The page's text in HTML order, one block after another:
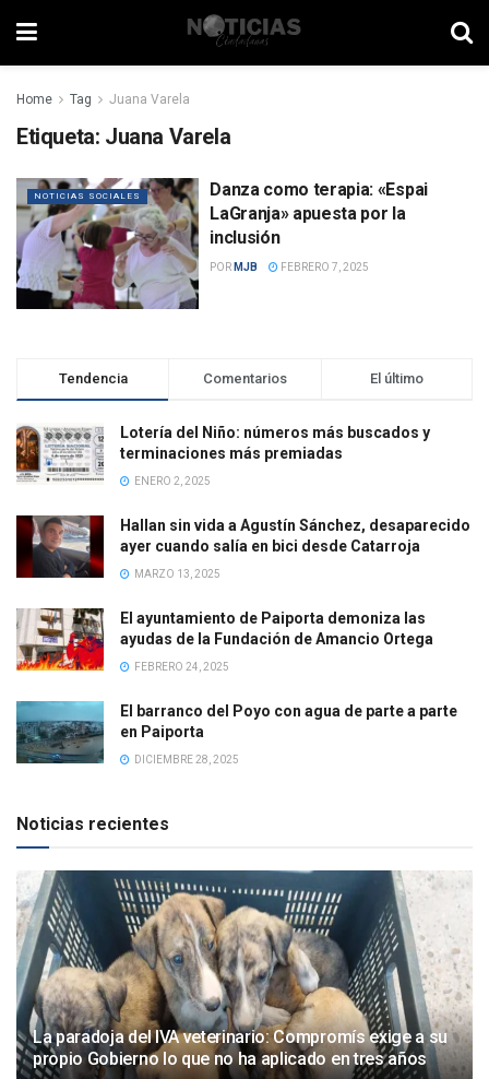
Home Tag Juana Varela
Etiqueta: Juana Varela
NOTICIAS SOCIALES
Danza como terapia: «Espai
LaGranja» apuesta por la
inclusión
POR MJB FEBRERO 7, 2025
Tendencia Comentarios El último
Lotería del Niño: números más buscados y
terminaciones más premiadas
ENERO 2, 2025
Hallan sin vida a Agustín Sánchez, desaparecido
ayer cuando salía en bici desde Catarroja
MARZO 13, 2025
El ayuntamiento de Paiporta demoniza las
ayudas de la Fundación de Amancio Ortega
FEBRERO 24, 2025
El barranco del Poyo con agua de parte a parte
en Paiporta
DICIEMBRE 28, 2025
Noticias recientes
La paradoja del IVA veterinario: Compromís exige a su
propio Gobierno lo que no ha aplicado en tres años